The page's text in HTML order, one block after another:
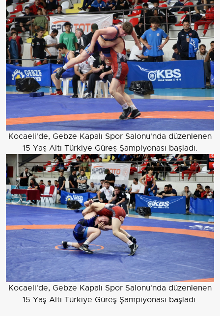
Kocaeli'de, Gebze Kapalı Spor Salonu'nda düzenlenen
15 Yaş Altı Türkiye Güreş Şampiyonası başladı.
Kocaeli'de, Gebze Kapalı Spor Salonu'nda düzenlenen
15 Yaş Altı Türkiye Güreş Şampiyonası başladı.